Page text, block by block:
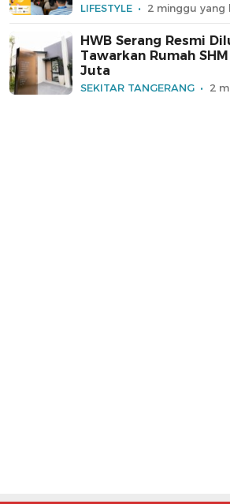
LIFESTYLE 2 minggu yang
HWB Serang Resmi
Tawarkan Rumah
Juta
SEKITAR TANGERANG 2